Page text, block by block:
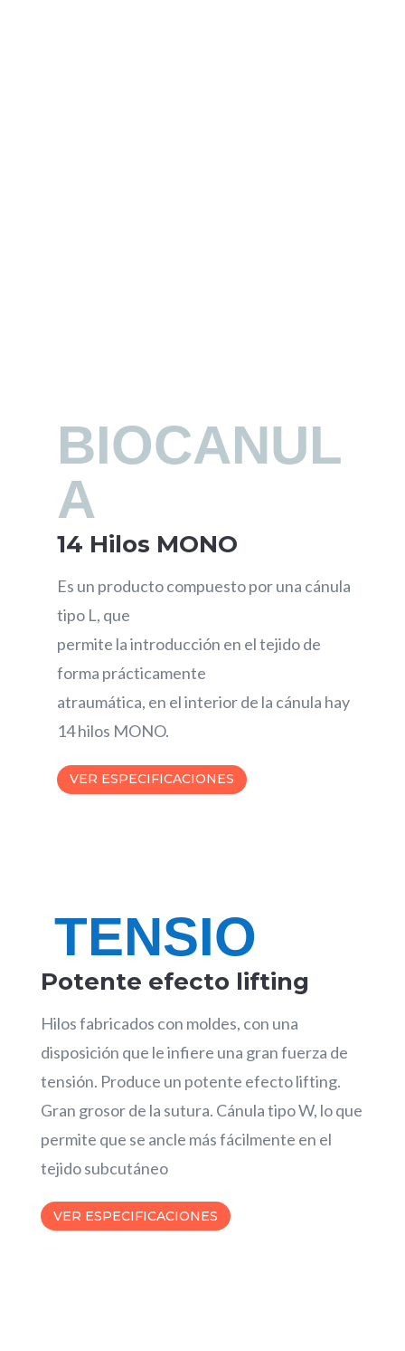
BIOCANUL
A
14 Hilos MONO
Es un producto compuesto por una cánula
tipo L, que
permite la introducción en el tejido de
forma prácticamente
atraumática, en el interior de la cánula hay
14 hilos MONO.
VER ESPECIFICACIONES
TENSIO
Potente efecto lifting
Hilos fabricados con moldes, con una
disposición que le infiere una gran fuerza de
tensión. Produce un potente efecto lifting.
Gran grosor de la sutura. Cánula tipo W, lo que
permite que se ancle más fácilmente en el
tejido subcutáneo
VER ESPECIFICACIONES